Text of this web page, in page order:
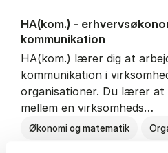
HA(kom.) -
kommunikation
HA(kom.) lærer dig at
kommunikation i
organisationer. Du lærer at
mellem en virksomheds…
Økonomi og matematik